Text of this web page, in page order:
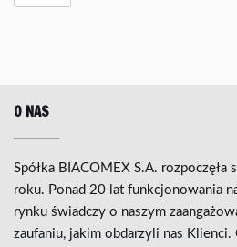
O NAS
Spółka BIACOMEX S.A. rozpoczęła
roku. Ponad 20 lat funkcjonowania
rynku świadczy o naszym
zaufaniu, jakim obdarzyli nas Klienci.